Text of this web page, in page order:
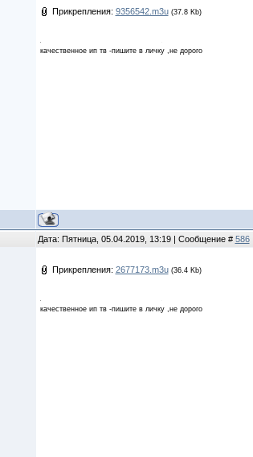
Прикрепления: 9356542.m3u (37.8 Kb)
качественное ип тв -пишите в личку ,не дорого
Дата: Пятница, 05.04.2019, 13:19 | Сообщение # 586
Прикрепления: 2677173.m3u (36.4 Kb)
качественное ип тв -пишите в личку ,не дорого